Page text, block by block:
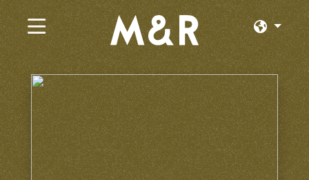
×
Emplois actuels
Parcourir par Catégorie
Parcourir par État
Parcourir par Emplacement